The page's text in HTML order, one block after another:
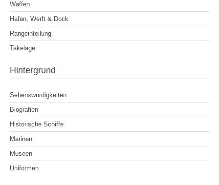
Waffen
Hafen, Werft & Dock
Rangeinteilung
Takelage
Hintergrund
Sehenswürdigkeiten
Biografien
Historische Schiffe
Marinen
Museen
Uniformen